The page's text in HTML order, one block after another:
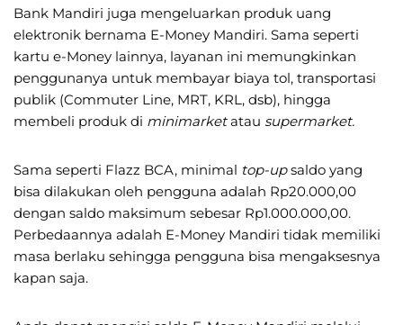
Bank Mandiri juga mengeluarkan produk uang
elektronik bernama E-Money Mandiri. Sama seperti
kartu e-Money lainnya, layanan ini memungkinkan
penggunanya untuk membayar biaya tol, transportasi
publik (Commuter Line, MRT, KRL, dsb), hingga
membeli produk di minimarketatau supermarket.
Sama seperti Flazz BCA, minimal top-upsaldo yang
bisa dilakukan oleh pengguna adalah Rp20.000,00
dengan saldo maksimum sebesar Rp1.000.000,00.
Perbedaannya adalah E-Money Mandiri tidak memiliki
masa berlaku sehingga pengguna bisa mengaksesnya
kapan saja.